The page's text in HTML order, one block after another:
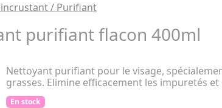
/ Purifiant
purifiant flacon 400ml
Nettoyant purifiant pour le visage,
grasses. Elimine efficacement les impuretés
En stock